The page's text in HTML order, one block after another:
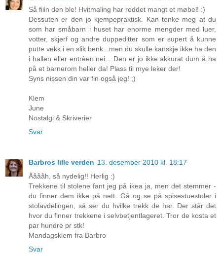
Så fiiin den ble! Hvitmaling har reddet mangt et møbel! :)
Dessuten er den jo kjempepraktisk. Kan tenke meg at du
som har småbarn i huset har enorme mengder med luer,
votter, skjerf og andre duppeditter som er supert å kunne
putte vekk i en slik benk...men du skulle kanskje ikke ha den
i hallen eller entrèen nei... Den er jo ikke akkurat dum å ha
på et barnerom heller da! Plass til mye leker der!
Syns nissen din var fin også jeg! ;)
Klem
June
Nostalgi & Skriverier
Svar
Barbros lille verden 13. desember 2010 kl. 18:17
Ååååh, så nydelig!! Herlig :)
Trekkene til stolene fant jeg på ikea ja, men det stemmer -
du finner dem ikke på nett. Gå og se på spisestuestoler i
stolavdelingen, så ser du hvilke trekk de har. Der står det
hvor du finner trekkene i selvbetjentlageret. Tror de kosta et
par hundre pr stk!
Mandagsklem fra Barbro
Svar